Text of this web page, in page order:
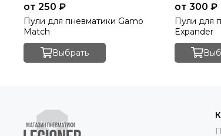
от 250 ₽
Пули для пневматики Gamo
Match
Выбрать
от 300 ₽
Пули для
Expander